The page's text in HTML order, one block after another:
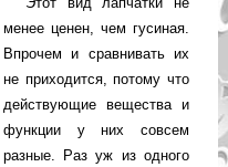
менее ценен, чем гусиная.
Впрочем и сравнивать их
не приходится, потому что
действующие вещества и
функции у них совсем
разные. Раз уж из одного